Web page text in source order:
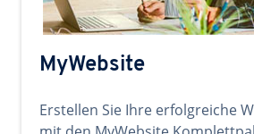
MyWebsite
Erstellen Sie Ihre erfolgreiche